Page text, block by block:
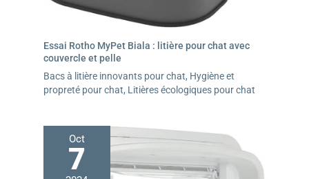
Essai Rotho MyPet Biala : litière pour chat avec
couvercle et pelle
Bacs à litière innovants pour chat, Hygiène et
propreté pour chat, Litières écologiques pour chat
Oct
7